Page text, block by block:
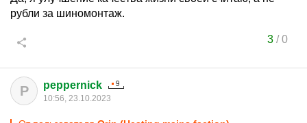
рубли за шиномонтаж.
3/0
P peppernick
10:56, 23.10.2023